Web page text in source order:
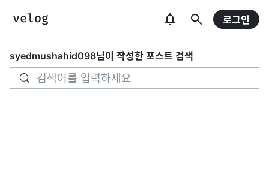
로그인
syedmushahid098님이 작성한 포스트 검색